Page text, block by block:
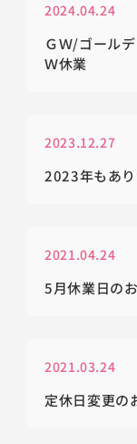
2024.04.24
ＧＷ/ゴール
Ｗ休業
2023.12.27
2023年もあり
2021.04.24
5月休業日の
2021.03.24
定休日変更の